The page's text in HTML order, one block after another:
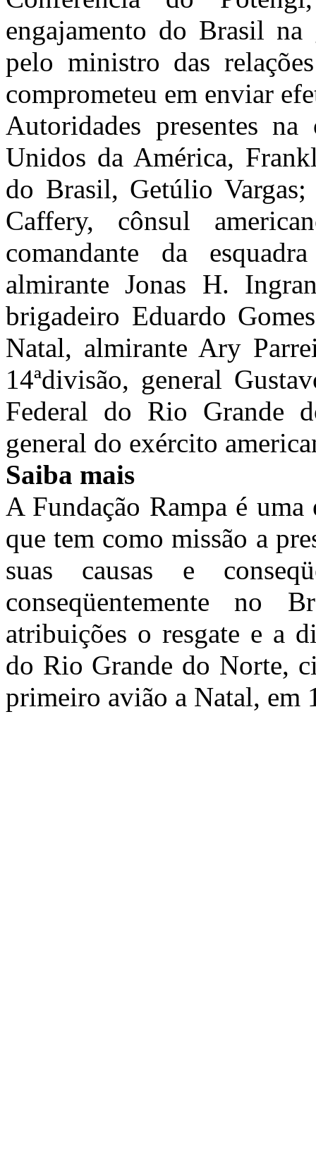
engajamento do Brasil na
pelo ministro das
comprometeu em enviar
Autoridades presentes na
Unidos da América,
do Brasil, Getúlio Vargas;
Caffery, cônsul
comandante da
almirante Jonas H.
brigadeiro Eduardo
Natal, almirante Ary
14ªdivisão, general
Federal do Rio Grande
general do exército
Saiba mais
A Fundação Rampa é
que tem como missão a
suas causas e
conseqüentemente
atribuições o resgate e a
do Rio Grande do Norte,
primeiro avião a Natal, em